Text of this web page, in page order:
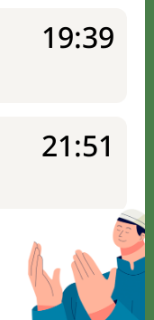
19:39
21:51